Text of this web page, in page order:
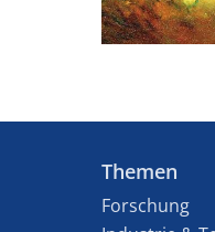
Themen
Forschung